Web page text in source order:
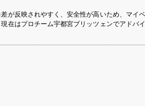
が反映されやすく、安全性が高いため、マ
在はプロチーム宇都宮ブリッツェンでアド